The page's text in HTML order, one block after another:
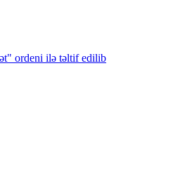
ordeni ilə təltif edilib